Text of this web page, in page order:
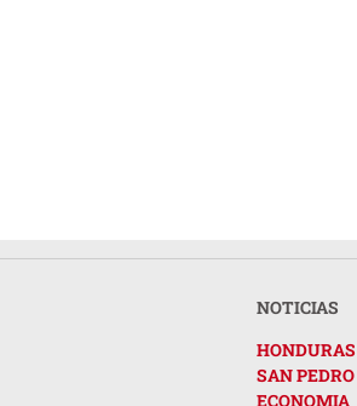
NOTICIAS
HONDURAS
SAN PEDRO
ECONOMIA